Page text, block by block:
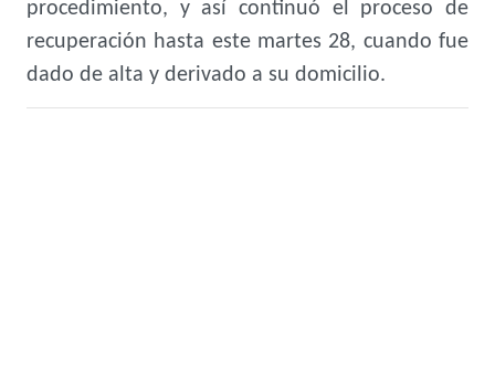
procedimiento, y así continuó el proceso de
recuperación hasta este martes 28, cuando fue
dado de alta y derivado a su domicilio.